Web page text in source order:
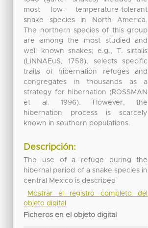
most low- temperature-tolerant
snake species in North America.
The northern species of this group
are among the most studied and
well known snakes; e.g., T. sirtalis
(LiNNAEuS, 1758), selects specific
traits of hibernation refuges and
congregates in thousands as a
strategy for hibernation (ROSSMAN
et al. 1996). However, the
hibernation process is scarcely
known in southern populations.
Descripción:
The use of a refuge during the
hibernal period of a snake species in
central Mexico is described
Mostrar el registro completo del
objeto digital
Ficheros en el objeto digital